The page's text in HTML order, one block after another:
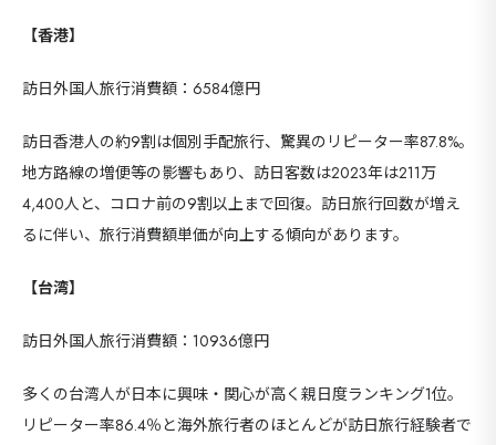
【香港】
訪日外国人旅行消費額：6584億円
訪日香港人の約9割は個別手配旅行、驚異のリピーター率87.8%。
地方路線の増便等の影響もあり、訪日客数は2023年は211万
4,400人と、コロナ前の9割以上まで回復。訪日旅⾏回数が増え
るに伴い、旅⾏消費額単価が向上する傾向があります。
【台湾】
訪日外国人旅行消費額：10936億円
多くの台湾人が日本に興味・関心が高く親日度ランキング1位。
リピーター率86.4％と海外旅⾏者のほとんどが訪日旅⾏経験者で